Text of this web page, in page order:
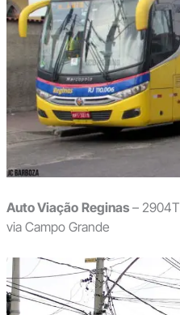
Auto Viação Reginas– 2904T
via Campo Grande